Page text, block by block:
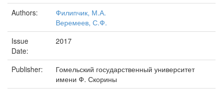
Authors:
Филипчик, М.А.
Веремеев, С.Ф.
Issue
Date:
2017
Publisher:
Гомельский государственный университет
имени Ф. Скорины